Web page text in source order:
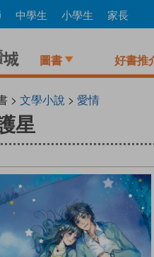
中學生 小學生 家長
圖書 好書推
> 文學小說 > 愛情
星